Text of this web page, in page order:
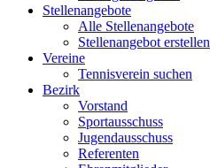
Stellenangebote
Alle Stellenangebote
Stellenangebot erstellen
Vereine
Tennisverein suchen
Bezirk
Vorstand
Sportausschuss
Jugendausschuss
Referenten